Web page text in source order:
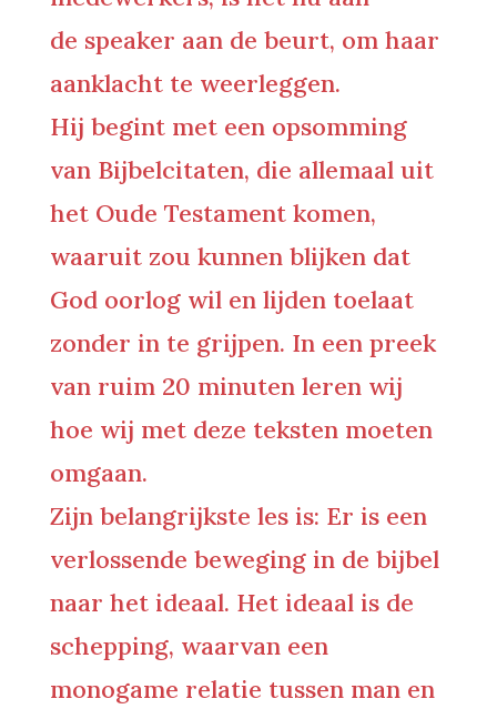
de speaker aan de beurt, om haar
aanklacht te weerleggen.
Hij begint met een opsomming
van Bijbelcitaten, die allemaal uit
het Oude Testament komen,
waaruit zou kunnen blijken dat
God oorlog wil en lijden toelaat
zonder in te grijpen. In een preek
van ruim 20 minuten leren wij
hoe wij met deze teksten moeten
omgaan.
Zijn belangrijkste les is: Er is een
verlossende beweging in de bijbel
naar het ideaal. Het ideaal is de
schepping, waarvan een
monogame relatie tussen man en